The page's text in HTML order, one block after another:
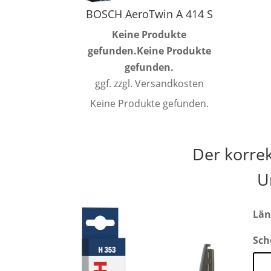
BOSCH AeroTwin A 414 S
Keine Produkte
gefunden.Keine Produkte
gefunden.
ggf. zzgl. Versandkosten
Keine Produkte gefunden.
Der